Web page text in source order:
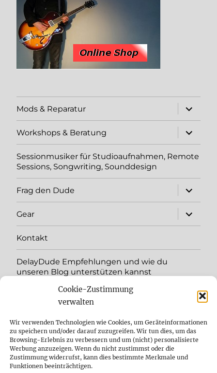
Cookie-Zustimmung
verwalten
Wir verwenden Technologien wie Cookies, um Geräteinformationen
zu speichern und/oder darauf zuzugreifen. Wir tun dies, um das
Browsing-Erlebnis zu verbessern und um (nicht) personalisierte
Werbung anzuzeigen. Wenn du nicht zustimmst oder die
Zustimmung widerrufst, kann dies bestimmte Merkmale und
Funktionen beeinträchtigen.
Mods & Reparatur
öffnen
Workshops & Beratung
öffnen
Sessionmusiker für Studioaufnahmen, Remote
Sessions, Songwriting, Sounddesign
Frag den Dude
öffnen
Gear
öffnen
Kontakt
DelayDude Empfehlungen und wie du
unseren Blog unterstützen kannst
öffnen
YouTube
Instagram
Feed